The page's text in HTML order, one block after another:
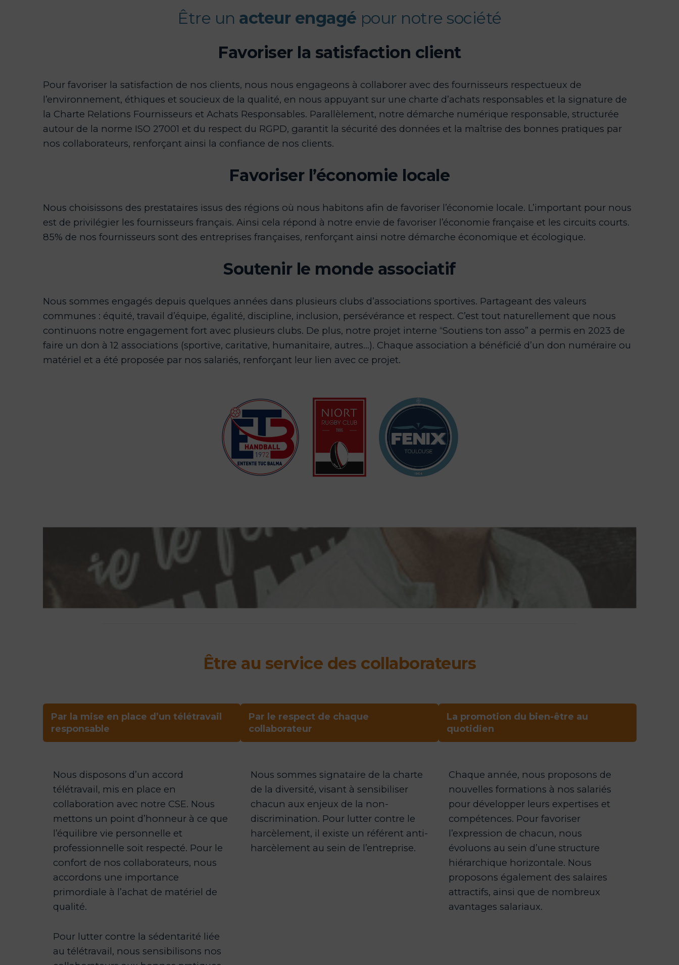
Être un acteur engagé pour notre société
Favoriser la satisfaction client
Pour favoriser la satisfaction de nos clients, nous nous engageons à collaborer avec des fournisseurs respectueux de
l’environnement, éthiques et soucieux de la qualité, en nous appuyant sur une charte d’achats responsables et la signature de
la Charte Relations Fournisseurs et Achats Responsables. Parallèlement, notre démarche numérique responsable, structurée
autour de la norme ISO 27001 et du respect du RGPD, garantit la sécurité des données et la maîtrise des bonnes pratiques par
nos collaborateurs, renforçant ainsi la confiance de nos clients.
Favoriser l’économie locale
Nous choisissons des prestataires issus des régions où nous habitons afin de favoriser l’économie locale. L’important pour nous
est de privilégier les fournisseurs français. Ainsi cela répond à notre envie de favoriser l’économie française et les circuits courts.
85% de nos fournisseurs sont des entreprises françaises, renforçant ainsi notre démarche économique et écologique.
Soutenir le monde associatif
Nous sommes engagés depuis quelques années dans plusieurs clubs d’associations sportives. Partageant des valeurs
communes : équité, travail d’équipe, égalité, discipline, inclusion, persévérance et respect. C’est tout naturellement que nous
continuons notre engagement fort avec plusieurs clubs. De plus, notre projet interne “Soutiens ton asso” a permis en 2023 de
faire un don à 12 associations (sportive, caritative, humanitaire, autres…). Chaque association a bénéficié d’un don numéraire ou
matériel et a été proposée par nos salariés, renforçant leur lien avec ce projet.
Être au service des collaborateurs
Par la mise en place d’un télétravail
responsable
Nous disposons d’un accord
télétravail, mis en place en
collaboration avec notre CSE. Nous
mettons un point d’honneur à ce que
l’équilibre vie personnelle et
professionnelle soit respecté. Pour le
confort de nos collaborateurs, nous
accordons une importance
primordiale à l’achat de matériel de
qualité.
Pour lutter contre la sédentarité liée
au télétravail, nous sensibilisons nos
Par le respect de chaque
collaborateur
Nous sommes signataire de la charte
de la diversité, visant à sensibiliser
chacun aux enjeux de la non-
discrimination. Pour lutter contre le
harcèlement, il existe un référent anti-
harcèlement au sein de l’entreprise.
La promotion du bien-être au
quotidien
Chaque année, nous proposons de
nouvelles formations à nos salariés
pour développer leurs expertises et
compétences. Pour favoriser
l’expression de chacun, nous
évoluons au sein d’une structure
hiérarchique horizontale. Nous
proposons également des salaires
attractifs, ainsi que de nombreux
avantages salariaux.